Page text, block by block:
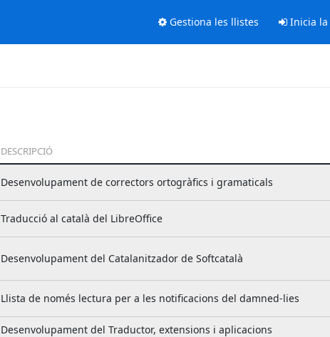
Gestiona les llistes Inicia la
DESCRIPCIÓ
Desenvolupament de correctors ortogràfics i gramaticals
Traducció al català del LibreOffice
Desenvolupament del Catalanitzador de Softcatalà
Llista de només lectura per a les notificacions del damned-lies
Desenvolupament del Traductor, extensions i aplicacions